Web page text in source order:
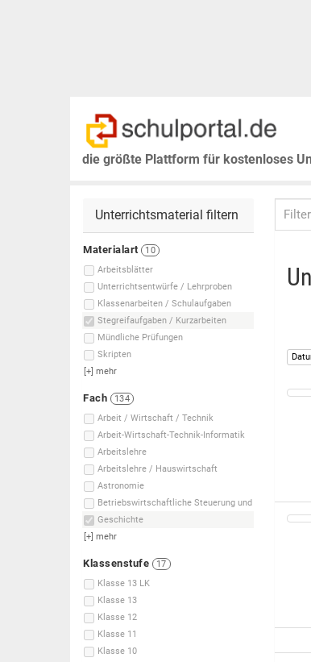
die größte Plattform für kostenloses
Unterrichtsmaterial filtern
Materialart
10
Arbeitsblätter
Unterrichtsentwürfe / Lehrproben
Klassenarbeiten / Schulaufgaben
Stegreifaufgaben / Kurzarbeiten
Mündliche Prüfungen
Skripten
[+] mehr
Fach
134
Arbeit / Wirtschaft / Technik
Arbeit-Wirtschaft-Technik-Informatik
Arbeitslehre
Arbeitslehre / Hauswirtschaft
Astronomie
Betriebswirtschaftliche Steuerung und
Geschichte
[+] mehr
Klassenstufe
17
Klasse 13 LK
Klasse 13
Klasse 12
Klasse 11
Klasse 10